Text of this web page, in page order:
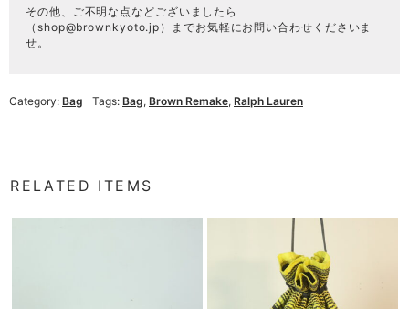
その他、ご不明な点などございましたら
（ shop@brownkyoto.jp ）までお気軽にお問い合わせくださいま
せ。
Category: Bag Tags: Bag, Brown Remake, Ralph Lauren
RELATED ITEMS